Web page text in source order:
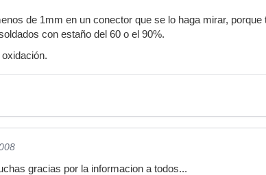
de 1mm en un conector que se lo haga mirar,
con estaño del 60 o el 90%.
gracias por la informacion a todos...